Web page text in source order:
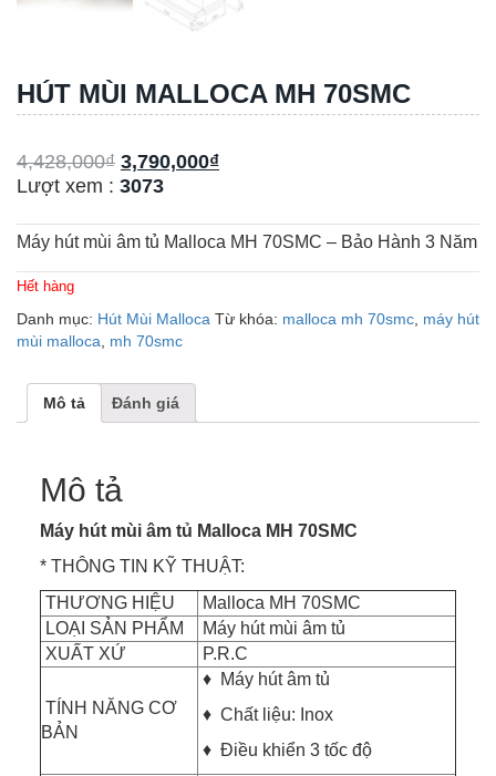
HÚT MÙI MALLOCA MH 70SMC
4,428,000₫ 3,790,000₫
Lượt xem : 3073
Máy hút mùi âm tủ Malloca MH 70SMC – Bảo Hành 3 Năm
Hết hàng
Danh mục: Hút Mùi Malloca Từ khóa: malloca mh 70smc, máy hút
mùi malloca, mh 70smc
Mô tả Đánh giá
Mô tả
Máy hút mùi âm tủ Malloca MH 70SMC
* THÔNG TIN KỸ THUẬT:
THƯƠNG HIỆU
Malloca MH 70SMC
LOẠI SẢN PHẨM
Máy hút mùi âm tủ
XUẤT XỨ
P.R.C
TÍNH NĂNG CƠ
BẢN
♦ Máy hút âm tủ
♦ Chất liệu: Inox
♦ Điều khiển 3 tốc độ